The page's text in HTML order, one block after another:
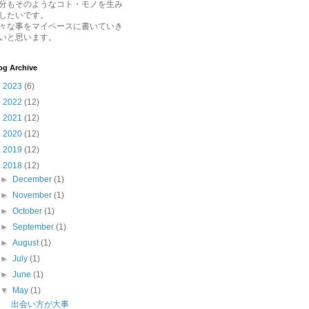
もそのようなコト・モノを生み
たいです。
な事をマイペースに書いていき
と思います。
Archive
2023 (6)
2022 (12)
2021 (12)
2020 (12)
2019 (12)
2018 (12)
►
December(1)
►
November(1)
►October(1)
►September(1)
►August(1)
►July(1)
►June(1)
▼
May(1)
出会い方が大事